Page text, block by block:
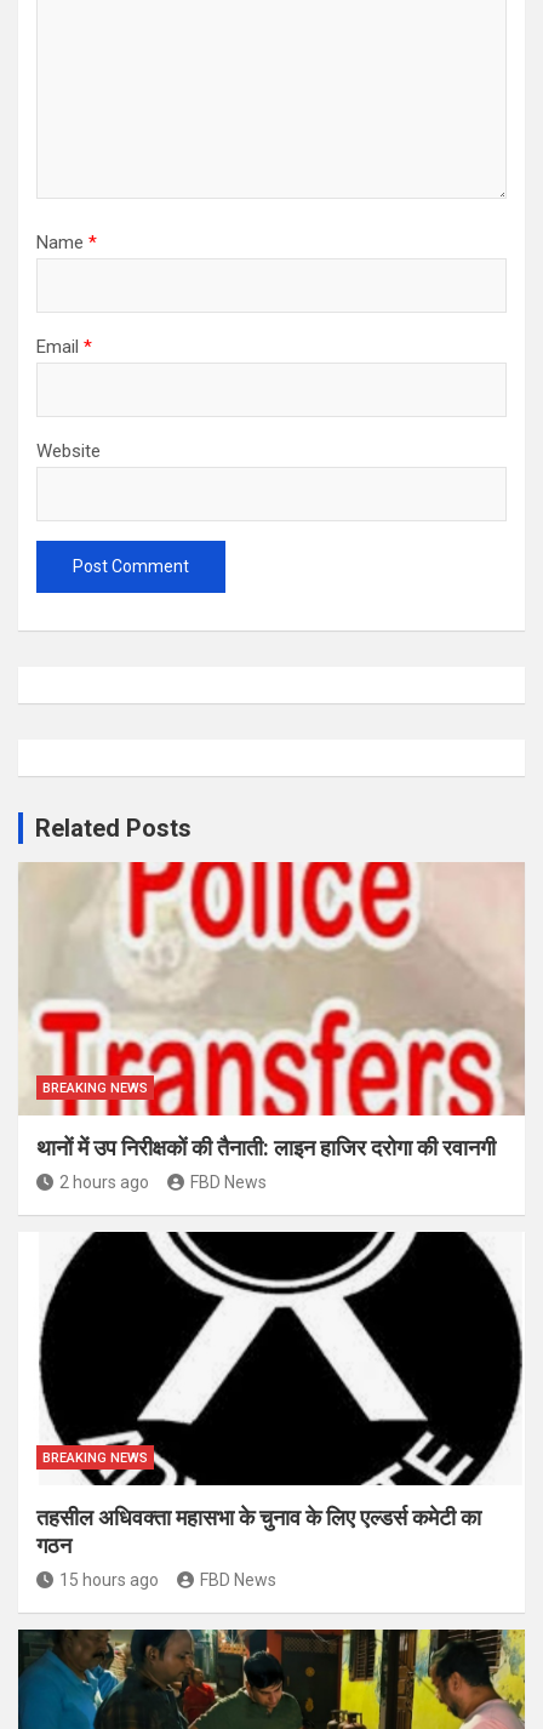
Name *
Email *
Website
Related Posts
BREAKING NEWS
थानों में उप निरीक्षकों की तैनाती: लाइन हाजिर दरोगा की रवानगी
2 hours ago FBD News
BREAKING NEWS
तहसील अधिवक्ता महासभा के चुनाव के लिए एल्डर्स कमेटी का
गठन
15 hours ago FBD News